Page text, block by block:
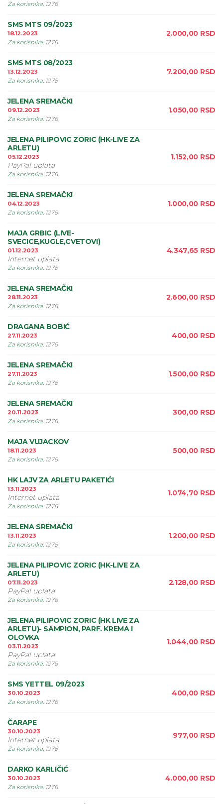
Za korisnika: 1276
SMS MTS 09/2023
18.12.2023
Za korisnika: 1276
2.000,00 RSD
SMS MTS 08/2023
13.12.2023
Za korisnika: 1276
7.200,00 RSD
JELENA SREMAČKI
09.12.2023
Za korisnika: 1276
1.050,00 RSD
JELENA PILIPOVIC ZORIC (HK-LIVE ZA
ARLETU)
05.12.2023
PayPal uplata
Za korisnika: 1276
1.152,00 RSD
JELENA SREMAČKI
04.12.2023
Za korisnika: 1276
1.000,00 RSD
MAJA GRBIC (LIVE-
SVECICE,KUGLE,CVETOVI)
01.12.2023
Internet uplata
Za korisnika: 1276
4.347,65 RSD
JELENA SREMAČKI
28.11.2023
Za korisnika: 1276
2.600,00 RSD
DRAGANA BOBIĆ
27.11.2023
Za korisnika: 1276
400,00 RSD
JELENA SREMAČKI
27.11.2023
Za korisnika: 1276
1.500,00 RSD
JELENA SREMAČKI
20.11.2023
Za korisnika: 1276
300,00 RSD
MAJA VUJACKOV
18.11.2023
Za korisnika: 1276
500,00 RSD
HK LAJV ZA ARLETU PAKETIĆI
13.11.2023
Internet uplata
Za korisnika: 1276
1.074,70 RSD
JELENA SREMAČKI
13.11.2023
Za korisnika: 1276
1.200,00 RSD
JELENA PILIPOVIC ZORIC (HK-LIVE ZA
ARLETU)
07.11.2023
PayPal uplata
Za korisnika: 1276
2.128,00 RSD
JELENA PILIPOVIC ZORIC (HK LIVE ZA
ARLETU)- SAMPION, PARF. KREMA I
OLOVKA
03.11.2023
PayPal uplata
Za korisnika: 1276
1.044,00 RSD
SMS YETTEL 09/2023
30.10.2023
Za korisnika: 1276
400,00 RSD
ČARAPE
30.10.2023
Internet uplata
Za korisnika: 1276
977,00 RSD
DARKO KARLIČIĆ
30.10.2023
Za korisnika: 1276
4.000,00 RSD